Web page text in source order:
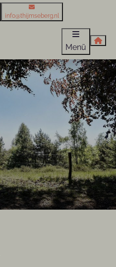
info@thijmseberg.nl
Menü